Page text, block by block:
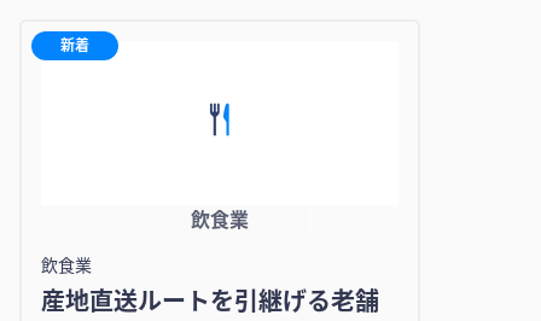
新着
飲食業
飲食業
産地直送ルートを引継げる老舗